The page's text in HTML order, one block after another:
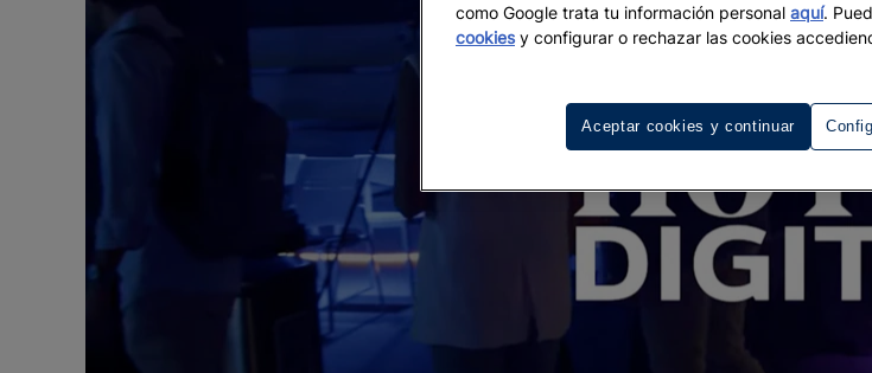
como Google trata tu información personal aquí.
cookiesy configurar o rechazar las cookies
Aceptar cookies y continuar